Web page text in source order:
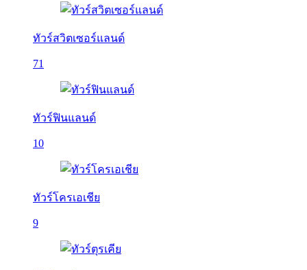
ทัวร์สวิตเซอร์แลนด์
71
ทัวร์ฟินแลนด์
10
ทัวร์โครเอเชีย
9